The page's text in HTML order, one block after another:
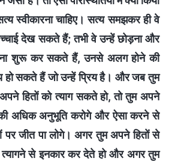
स्वीकारना चाहिए। सत्य समझकर ही वे
देख सकते हैं; तभी वे उन्हें छोड़ना और
शुरू कर सकते हैं, उनसे अलग होने की
हो सकते हैं जो उन्हें प्रिय है। और जब तुम
हितों को त्याग सकते हो, तो तुम अपने
अधिक अनुभूति करोगे और ऐसा करने से
पर जीत पा लोगे। अगर तुम अपने हितों से
से इनकार कर देते हो और अगर तुम